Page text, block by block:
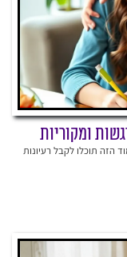
ומקוריות
הזה תוכלו לקבל רעיונות